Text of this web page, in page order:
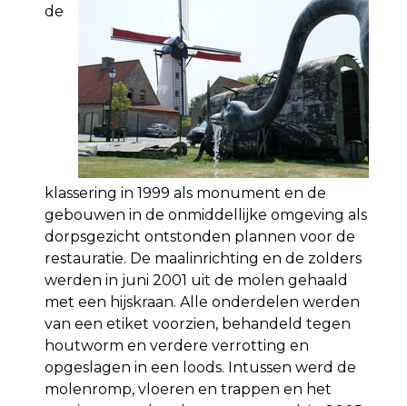
de
klassering in 1999 als monument en de
gebouwen in de onmiddellijke omgeving als
dorps­gezicht ontstonden plannen voor de
restauratie. De maalinrichting en de zolders
werden in juni 2001 uit de molen gehaald
met een hijskraan. Alle onderdelen werden
van een etiket voorzien, behandeld tegen
houtworm en verdere verrotting en
opgeslagen in een loods. Intussen werd de
molenromp, vloeren en trappen en het